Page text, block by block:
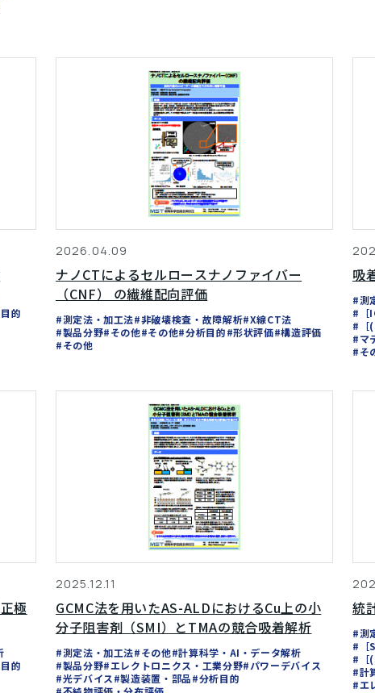
的
2026.04.09
ナノCTによるセルロースナノファイバー
（CNF） の繊維配向評価
#測定法・加工法#非破壊検査・故障解析#X線CT法
#製品分野#その他#その他#分析目的#形状評価#構造評価
#その他
吸
#測
#［
#［
#マ
#そ
極
的
2025.12.11
GCMC法を用いたAS-ALDにおけるCu上の小
分子阻害剤（SMI）とTMAの競合吸着解析
#測定法・加工法#その他#計算科学・AI・データ解析
#製品分野#エレクトロニクス・工業分野#パワーデバイス
#光デバイス#製造装置・部品#分析目的
統
#測
#［
#［
#計
#エ